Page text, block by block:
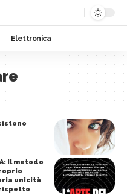
Elettronica
Il metodo
unicità